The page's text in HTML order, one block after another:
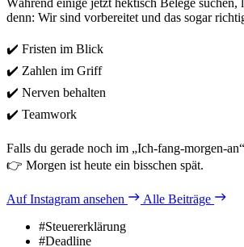
Während einige jetzt hektisch Belege
denn: Wir sind vorbereitet und das sogar
✔️ Fristen im Blick
✔️ Zahlen im Griff
✔️ Nerven behalten
✔️ Teamwork
Falls du gerade noch im „Ich-fang-morgen-
👉 Morgen ist heute ein bisschen spät.
Auf Instagram ansehen
Alle Beiträge
#Steuererklärung
#Deadline